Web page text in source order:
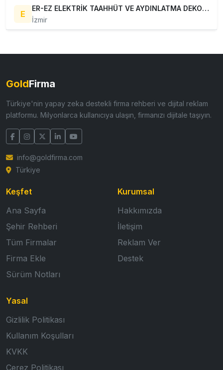
E
ER-EZ ELEKTRİK TAAHHÜT VE AYDINLATMA DEKORASYON
İzmir
GoldFirma
Türkiye'nin yapay zeka destekli firma rehberi ve dijital reklam
platformu. Milyonlarca kullanıcıya ulaşın, firmanızı dijitale taşıyın.
info@goldfirma.com
Türkiye
Keşfet
Ana Sayfa
Şehir Rehberi
Tüm Firmalar
Firma Ekle
Sürüm Notları
Kurumsal
Hakkımızda
İletişim
Reklam Ver
Destek
Yasal
Gizlilik Politikası
Kullanım Koşulları
KVKK
Çerez Politikası